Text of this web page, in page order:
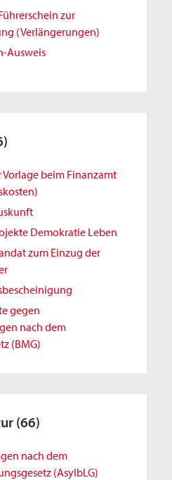
zur
(Verlängerungen)
Ausweis
beim Finanzamt
Demokratie Leben
zum Einzug der
gegen
nach dem
(BMG)
(66)
nach dem
(AsylbLG)